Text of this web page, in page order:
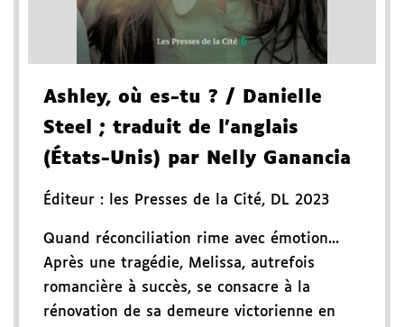
Ashley, où es-tu ? / Danielle
Steel
; traduit de l'anglais
(États-Unis) par Nelly Ganancia
Éditeur : les Presses de la Cité, DL 2023
Quand réconciliation rime avec émotion...
Après une tragédie, Melissa, autrefois
romancière à succès, se consacre à la
rénovation de sa demeure victorienne en